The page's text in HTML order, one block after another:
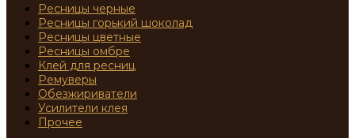
Ресницы черные
Ресницы горький шоколад
Ресницы цветные
Ресницы омбре
Клей для ресниц
Ремуверы
Обезжириватели
Усилители клея
Прочее